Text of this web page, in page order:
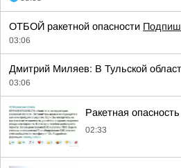
ОТБОЙ ракетной опасности
03:06
Дмитрий Миляев: В Тульской
03:06
Ракетная
02:33